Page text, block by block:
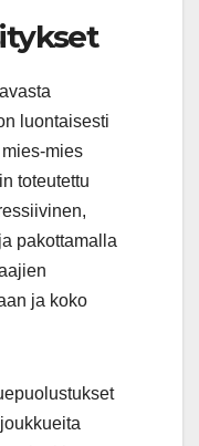
luontaisesti
mies
toteutettu
pakottamalla
ja koko